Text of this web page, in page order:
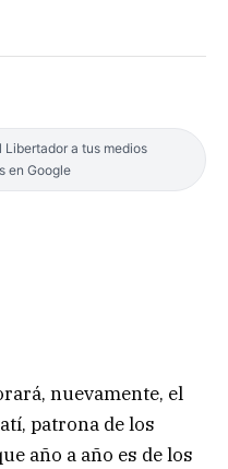
Libertador a tus medios
en Google
nuevamente, el
patrona de los
año a año es de los